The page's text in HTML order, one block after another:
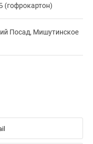
(гофрокартон)
Посад, Мишутинское